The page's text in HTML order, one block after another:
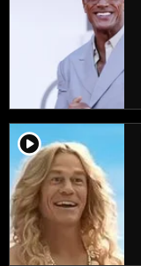
player2